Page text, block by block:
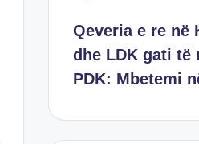
Qeveria e re në
dhe LDK gati të
PDK: Mbetemi